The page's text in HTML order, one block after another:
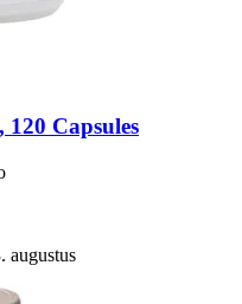
Capsules
augustus